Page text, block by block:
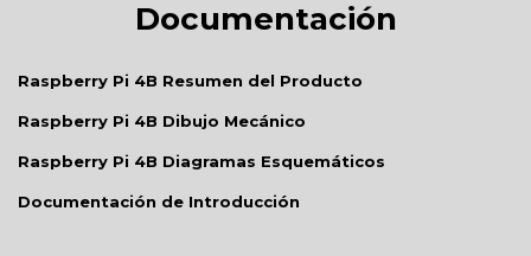
Documentación
Raspberry Pi 4B Resumen del Producto
Raspberry Pi 4B Dibujo Mecánico
Raspberry Pi 4B Diagramas Esquemáticos
Documentación de Introducción